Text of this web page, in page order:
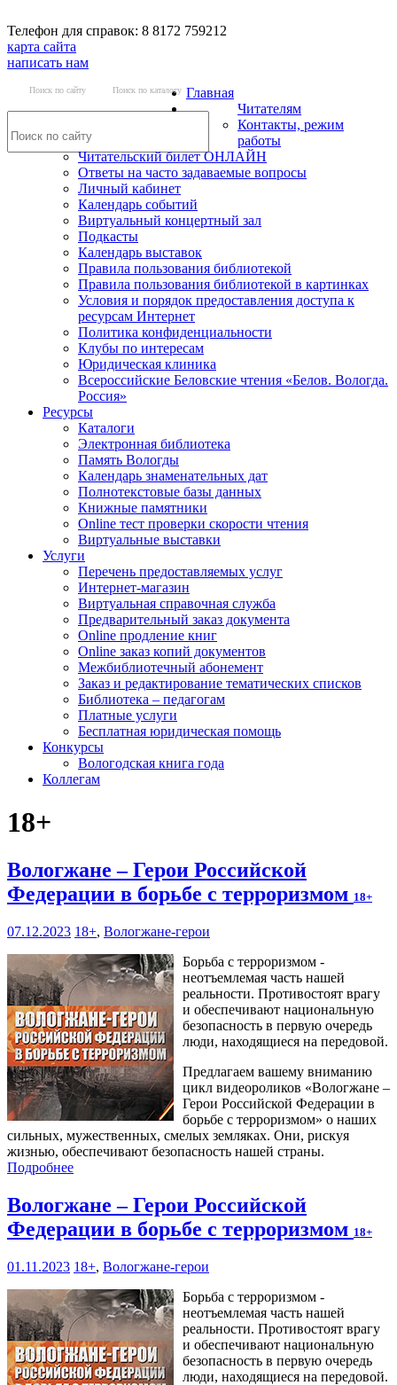
Телефон для справок: 8 8172 759212
карта сайта
написать нам
Поиск по сайту Поиск по каталогу Главная
Читателям
Контакты, режим
работы
Читательский билет ОНЛАЙН
Ответы на часто задаваемые вопросы
Личный кабинет
Календарь событий
Виртуальный концертный зал
Подкасты
Календарь выставок
Правила пользования библиотекой
Правила пользования библиотекой в картинках
Условия и порядок предоставления доступа к
ресурсам Интернет
Политика конфиденциальности
Клубы по интересам
Юридическая клиника
Всероссийские Беловские чтения «Белов. Вологда.
Россия»
Ресурсы
Каталоги
Электронная библиотека
Память Вологды
Календарь знаменательных дат
Полнотекстовые базы данных
Книжные памятники
Online тест проверки скорости чтения
Виртуальные выставки
Услуги
Перечень предоставляемых услуг
Интернет-магазин
Виртуальная справочная служба
Предварительный заказ документа
Online продление книг
Online заказ копий документов
Межбиблиотечный абонемент
Заказ и редактирование тематических списков
Библиотека – педагогам
Платные услуги
Бесплатная юридическая помощь
Конкурсы
Вологодская книга года
Коллегам
18+
Вологжане – Герои Российской
Федерации в борьбе с терроризмом 18+
07.12.2023 18+, Вологжане-герои
Борьба с терроризмом -
неотъемлемая часть нашей
реальности. Противостоят врагу
и обеспечивают национальную
безопасность в первую очередь
люди, находящиеся на передовой.
Предлагаем вашему вниманию
цикл видеороликов «Вологжане –
Герои Российской Федерации в
борьбе с терроризмом» о наших
сильных, мужественных, смелых земляках. Они, рискуя
жизнью, обеспечивают безопасность нашей страны.
Подробнее
Вологжане – Герои Российской
Федерации в борьбе с терроризмом 18+
01.11.2023 18+, Вологжане-герои
Борьба с терроризмом -
неотъемлемая часть нашей
реальности. Противостоят врагу
и обеспечивают национальную
безопасность в первую очередь
люди, находящиеся на передовой.